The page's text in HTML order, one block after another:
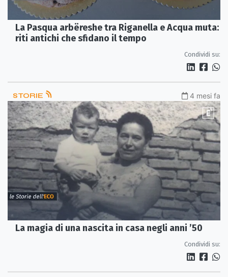
La Pasqua arbëreshe tra Riganella e Acqua muta:
riti antichi che sfidano il tempo
Condividi su:
STORIE 4 mesi fa
La magia di una nascita in casa negli anni ’50
Condividi su: